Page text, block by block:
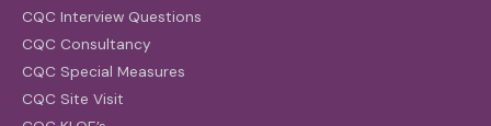
CQC Interview Questions
CQC Consultancy
CQC Special Measures
CQC Site Visit